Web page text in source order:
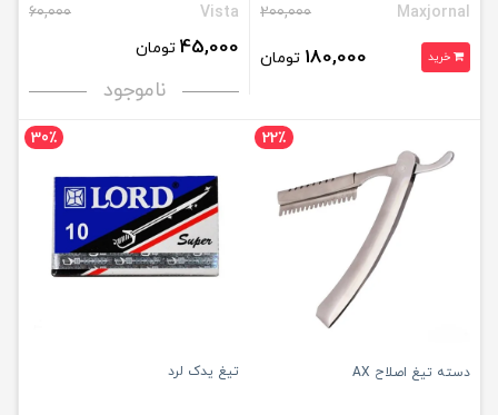
Maxjornal
200,000
خرید 180,000 تومان
Vista
60,000
45,000 تومان
ناموجود
22٪
دسته تیغ اصلاح AX
30٪
تیغ یدک لرد